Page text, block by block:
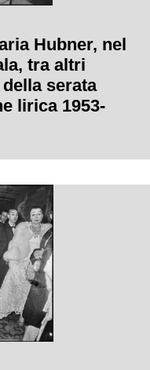
Hubner, nel
tra altri
serata
lirica 1953-
Maria Giulini,